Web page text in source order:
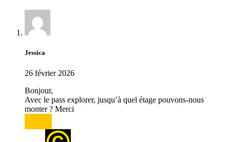
Jessica
26 février 2026
Bonjour,
Avec le pass explorer, jusqu’à quel étage pouvons-nous
monter ? Merci